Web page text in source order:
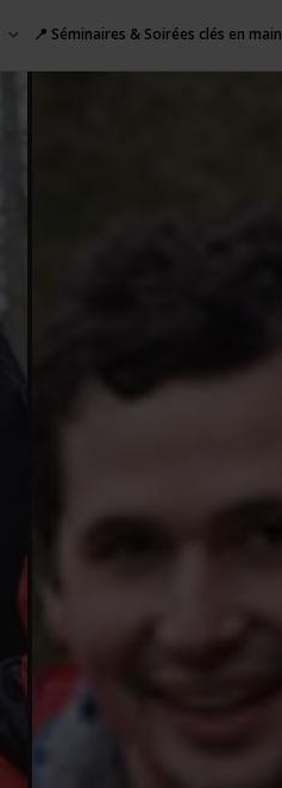
📍 Séminaires & Soirées clés en main